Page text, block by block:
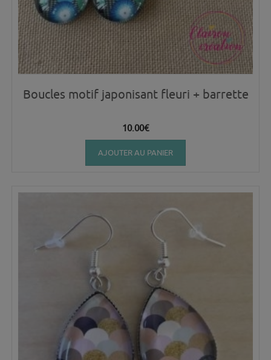
Boucles motif japonisant fleuri + barrette
10.00€
AJOUTER AU PANIER